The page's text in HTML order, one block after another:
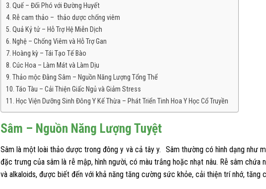
Hải Thượng Lãn Ông
Hải Thượng Lãn Ông tên húy là Lê Hữu Trác
tên thường là Lê Hữu Chẩn, là một đại y...
xem thêm +... xem thêm +
Tên thật là Nguyễn Bá Tĩnh, hiệu Huệ
xem thêm +... xem thêm +
Quế – Đối Phó với Đường Huyết
Rễ cam thảo – thảo dược chống viêm
Quả Kỷ tử – Hỗ Trợ Hệ Miễn Dịch
Nghệ – Chống Viêm và Hỗ Trợ Gan
Hoàng kỳ – Tái Tạo Tế Bào
Cúc Hoa – Làm Mát và Làm Dịu
Thảo mộc Đằng Sâm – Nguồn Năng Lượng Tổng Thể
Táo Tàu – Cải Thiện Giấc Ngủ và Giảm Stress
Học Viện Dưỡng Sinh Đông Y Kế Thừa – Phát Triển Tinh Hoa Y Học Cổ Truyền
Sâm – Nguồn Năng Lượng Tuyệt
Sâm là một loài thảo dược trong đông y và cả tây y. Sâm thường có hình dạng như
đặc trưng của sâm là rễ mập, hình người, có màu trắng hoặc nhạt nâu. Rễ sâm chứa
và alkaloids, được biết đến với khả năng tăng cường sức khỏe, cải thiện trí nhớ, tăng